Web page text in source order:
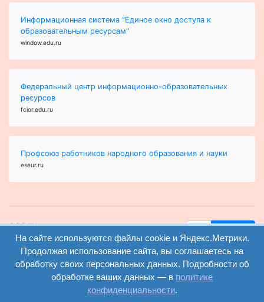
Информационная система "Единое окно доступа к
образовательным ресурсам"
window.edu.ru
Федеральный центр информационно-образовательных
ресурсов
fcior.edu.ru
Профсоюз работников народного образования и науки
eseur.ru
ООО "Центр
образования и
консалтинга"
Волгоград 2008-
2026
вход
регистрация
Версия
сайта для
слабовидящих
На сайте используются файлы cookie и Яндекс.Метрики.
Продолжая использование сайта, вы соглашаетесь на
обработку своих персональных данных. Подробности об
обработке ваших данных — в политике
конфиденциальности.